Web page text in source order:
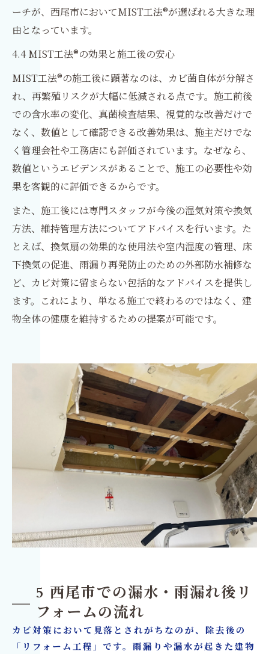
ーチが、西尾市においてMIST工法®が選ばれる大きな理
由となっています。
4.4 MIST工法®の効果と施工後の安心
MIST工法®の施工後に顕著なのは、カビ菌自体が分解さ
れ、再繁殖リスクが大幅に低減される点です。施工前後
での含水率の変化、真菌検査結果、視覚的な改善だけで
なく、数値として確認できる改善効果は、施主だけでな
く管理会社や工務店にも評価されています。なぜなら、
数値というエビデンスがあることで、施工の必要性や効
果を客観的に評価できるからです。
また、施工後には専門スタッフが今後の湿気対策や換気
方法、維持管理方法についてアドバイスを行います。た
とえば、換気扇の効果的な使用法や室内湿度の管理、床
下換気の促進、雨漏り再発防止のための外部防水補修な
ど、カビ対策に留まらない包括的なアドバイスを提供し
ます。これにより、単なる施工で終わるのではなく、建
物全体の健康を維持するための提案が可能です。
5 西尾市での漏水・雨漏れ後リ
フォームの流れ
カビ対策において見落とされがちなのが、除去後の
「リフォーム工程」です。雨漏りや漏水が起きた建物